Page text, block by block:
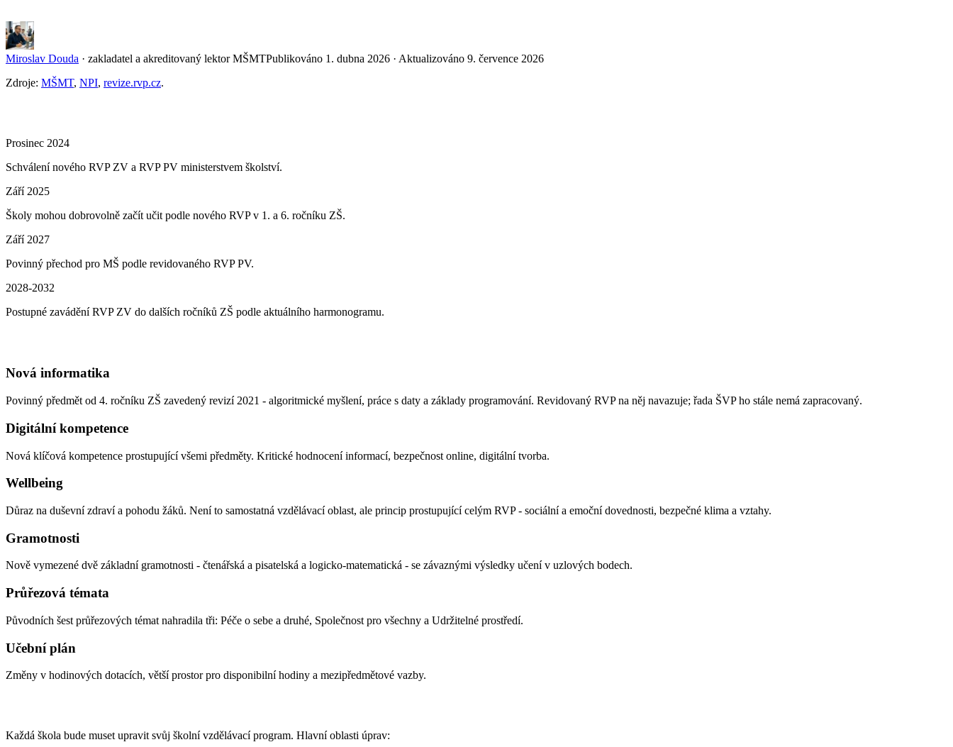
Miroslav Douda · zakladatel a akreditovaný lektor MŠMTPublikováno 1. dubna 2026 · Aktualizováno 9. července 2026
Zdroje: MŠMT, NPI, revize.rvp.cz.
Prosinec 2024
Schválení nového RVP ZV a RVP PV ministerstvem školství.
Září 2025
Školy mohou dobrovolně začít učit podle nového RVP v 1. a 6. ročníku ZŠ.
Září 2027
Povinný přechod pro MŠ podle revidovaného RVP PV.
2028-2032
Postupné zavádění RVP ZV do dalších ročníků ZŠ podle aktuálního harmonogramu.
Nová informatika
Povinný předmět od 4. ročníku ZŠ zavedený revizí 2021 - algoritmické myšlení, práce s daty a základy programování. Revidovaný RVP na něj navazuje; řada ŠVP ho stále nemá zapracovaný.
Digitální kompetence
Nová klíčová kompetence prostupující všemi předměty. Kritické hodnocení informací, bezpečnost online, digitální tvorba.
Wellbeing
Důraz na duševní zdraví a pohodu žáků. Není to samostatná vzdělávací oblast, ale princip prostupující celým RVP - sociální a emoční dovednosti, bezpečné klima a vztahy.
Gramotnosti
Nově vymezené dvě základní gramotnosti - čtenářská a pisatelská a logicko-matematická - se závaznými výsledky učení v uzlových bodech.
Průřezová témata
Původních šest průřezových témat nahradila tři: Péče o sebe a druhé, Společnost pro všechny a Udržitelné prostředí.
Učební plán
Změny v hodinových dotacích, větší prostor pro disponibilní hodiny a mezipředmětové vazby.
Každá škola bude muset upravit svůj školní vzdělávací program. Hlavní oblasti úprav: